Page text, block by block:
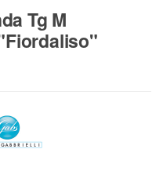
Tg M